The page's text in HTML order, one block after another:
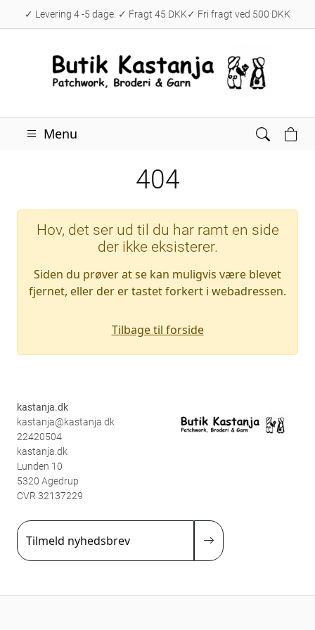
✓ Levering 4 -5 dage. ✓ Fragt 45 DKK✓ Fri fragt ved 500 DKK
Menu
404
Hov, det ser ud til du har ramt en side
der ikke eksisterer.
Siden du prøver at se kan muligvis være blevet
fjernet, eller der er tastet forkert i webadressen.
Tilbage til forside
kastanja.dk
kastanja@kastanja.dk
22420504
kastanja.dk
Lunden 10
5320 Agedrup
CVR 32137229
Tilmeld nyhedsbrev